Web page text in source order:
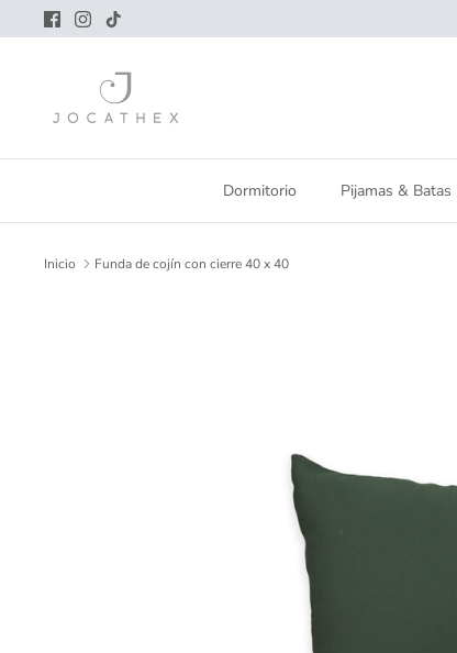
al
Dormitorio Pijamas & Batas
Inicio Funda de cojín con cierre 40 x 40